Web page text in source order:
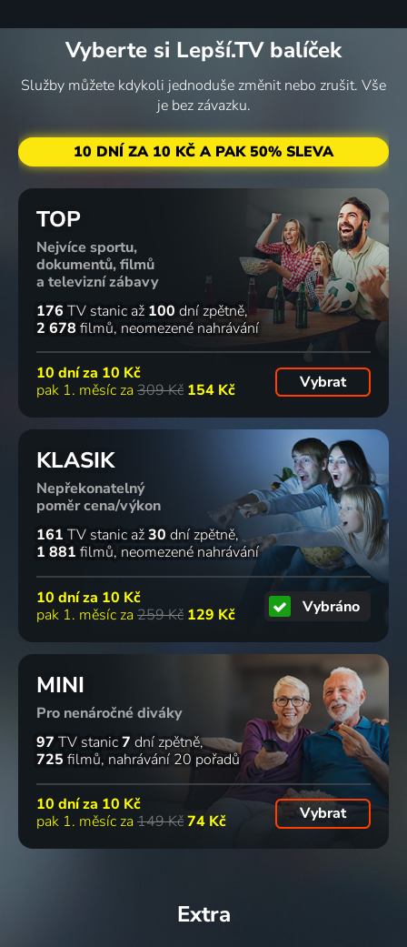
Vyberte si Lepší.TV balíček
Služby můžete kdykoli jednoduše změnit nebo zrušit. Vše
je bez závazku.
10 DNÍ ZA 10 KČ A PAK 50% SLEVA
TOP
Nejvíce sportu,
dokumentů, filmů
a televizní zábavy
176 TV stanic až 100 dní zpětně
2 678 filmů neomezené nahrávání
10 dní za 10 Kč
pak 1. měsíc za 309 Kč 154 Kč Vybrat
KLASIK
Nepřekonatelný
poměr cena/výkon
161 TV stanic až30 dní zpětně
1 881 filmů neomezené nahrávání
10 dní za 10 Kč
pak 1. měsíc za 259 Kč 129 Kč Vybráno
MINI
Pro nenáročné diváky
97 TV stanic7 dní zpětně
725 filmů nahrávání 20 pořadů
10 dní za 10 Kč
pak 1. měsíc za 149 Kč74 Kč Vybrat
Extra